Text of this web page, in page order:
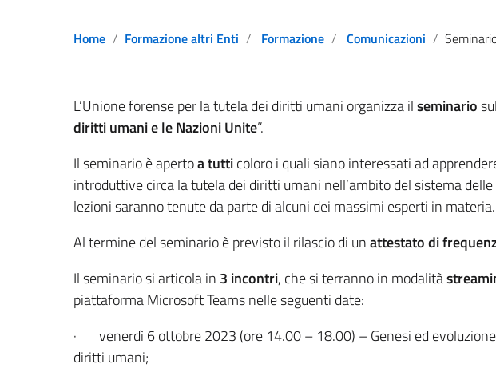
Home Formazione altri Enti Formazione Comunicazioni Seminario sull’argomento “I diritti
L’Unione forense per la tutela dei diritti umani organizza ilseminario
diritti umani e le Nazioni Unite”.
Il seminario è apertoa tutticoloro i quali siano interessati ad
introduttive circa la tutela dei diritti umani nell’ambito del sistema
lezioni saranno tenute da parte di alcuni dei massimi esperti in materia.
Al termine del seminario è previsto il rilascio di unattestato di
Il seminario si articola in 3 incontri, che si terranno in modalità
piattaforma Microsoft Teams nelle seguenti date:
· venerdì 6 ottobre 2023 (ore 14.00 – 18.00) – Genesi ed
diritti umani;